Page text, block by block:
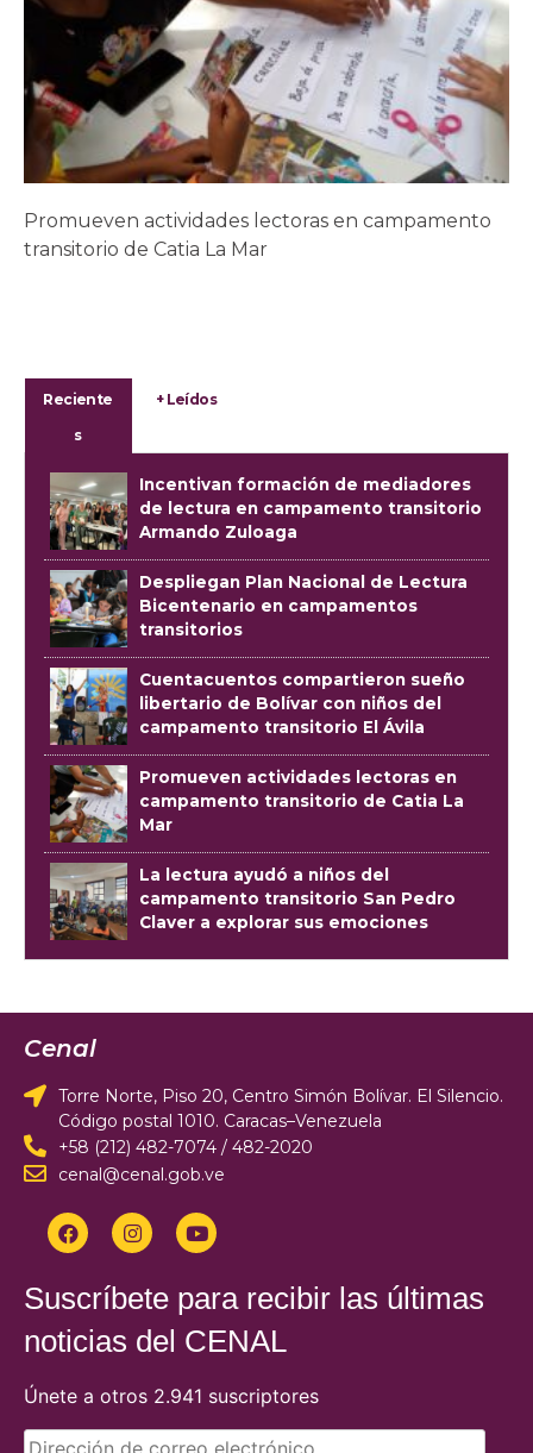
Promueven actividades lectoras en campamento
transitorio de Catia La Mar
Reciente
s
+ Leídos
Incentivan formación de mediadores
de lectura en campamento transitorio
Armando Zuloaga
Despliegan Plan Nacional de Lectura
Bicentenario en campamentos
transitorios
Cuentacuentos compartieron sueño
libertario de Bolívar con niños del
campamento transitorio El Ávila
Promueven actividades lectoras en
campamento transitorio de Catia La
Mar
La lectura ayudó a niños del
campamento transitorio San Pedro
Claver a explorar sus emociones
Cenal
Torre Norte, Piso 20, Centro Simón Bolívar. El Silencio.
Código postal 1010. Caracas–Venezuela
+58 (212) 482-7074 / 482-2020
cenal@cenal.gob.ve
Suscríbete para recibir las últimas
noticias del CENAL
Únete a otros 2.941 suscriptores